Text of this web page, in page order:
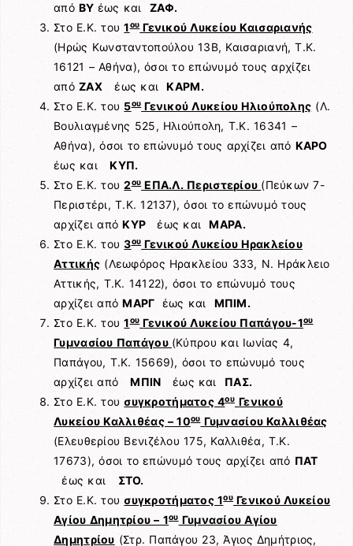
απόΒΥ έως και ΖΑΦ.
Στο Ε.Κ. του1ουΓενικού Λυκείου Καισαριανής
(Ηρώς Κωνσταντοπούλου 13Β, Καισαριανή, Τ.Κ.
16121 – Αθήνα), όσοι το επώνυμό τους αρχίζει
απόΖΑΧ έως καιΚΑΡΜ.
Στο Ε.Κ. του 5ουΓενικού Λυκείου Ηλιούπολης (Λ.
Βουλιαγμένης 525, Ηλιούπολη, Τ.Κ. 16341 –
Αθήνα), όσοι το επώνυμό τους αρχίζει από ΚΑΡΟ
έως καιΚΥΠ.
Στο Ε.Κ. του2ουΕΠΑ.Λ. Περιστερίου (Πεύκων 7-
Περιστέρι, Τ.Κ. 12137), όσοι το επώνυμό τους
αρχίζει απόΚΥΡ έως καιΜΑΡΑ.
Στο Ε.Κ. του3ουΓενικού Λυκείου Ηρακλείου
Αττικής (Λεωφόρος Ηρακλείου 333, Ν. Ηράκλειο
Αττικής, Τ.Κ. 14122), όσοι το επώνυμό τους
αρχίζει απόΜΑΡΓ έως και ΜΠΙΜ.
Στο Ε.Κ. του1ου Γενικού Λυκείου Παπάγου-1ου
Γυμνασίου Παπάγου (Κύπρου και Ιωνίας 4,
Παπάγου, Τ.Κ. 15669), όσοι το επώνυμό τους
αρχίζει απόΜΠΙΝ έως και ΠΑΣ.
Στο Ε.Κ. τουσυγκροτήματος 4ου Γενικού
Λυκείου Καλλιθέας – 10ουΓυμνασίου Καλλιθέας
(Ελευθερίου Βενιζέλου 175, Καλλιθέα, Τ.Κ.
17673), όσοι το επώνυμό τους αρχίζει από ΠΑΤ
έως και ΣΤΟ.
Στο Ε.Κ. τουσυγκροτήματος 1ουΓενικού Λυκείου
Αγίου Δημητρίου – 1ουΓυμνασίου Αγίου
Δημητρίου (Στρ. Παπάγου 23, Άγιος Δημήτριος,